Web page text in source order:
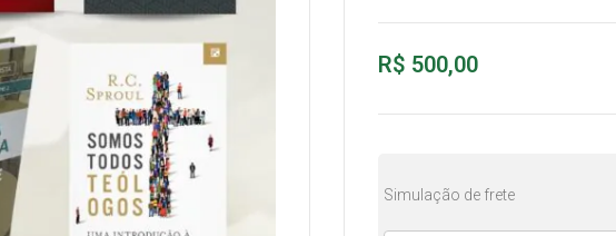
R$ 500,00
Simulação de frete